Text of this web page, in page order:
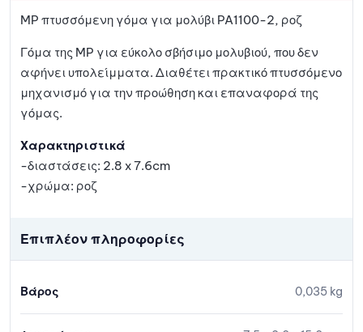
αγαπη
μένων
MP πτυσσόμενη γόμα για μολύβι PA1100-2, ροζ
Γόμα της MP για εύκολο σβήσιμο μολυβιού, που δεν
αφήνει υπολείμματα. Διαθέτει πρακτικό πτυσσόμενο
μηχανισμό για την προώθηση και επαναφορά της
γόμας.
Χαρακτηριστικά
-διαστάσεις: 2.8 x 7.6cm
-χρώμα: ροζ
Επιπλέον πληροφορίες
Βάρος 0,035 kg